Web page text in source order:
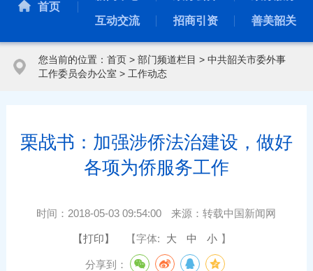
首页
互动交流 招商引资 善美韶关
您当前的位置： 首页> 部门频道栏目 > 中共韶关市委外事
工作委员会办公室 > 工作动态
栗战书：加强涉侨法治建设，做好
各项为侨服务工作
时间： 2018-05-03 09:54:00 来源：转载中国新闻网
【打印】 【字体: 大 中 小 】
分享到：